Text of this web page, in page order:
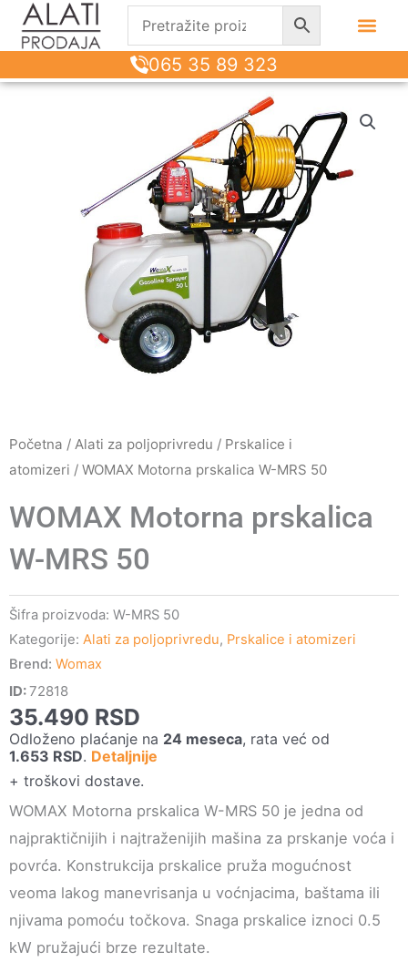
065 35 89 323
Početna / Alati za poljoprivredu / Prskalice i
atomizeri / WOMAX Motorna prskalica W-MRS 50
WOMAX Motorna prskalica
W-MRS 50
Šifra proizvoda: W-MRS 50
Kategorije: Alati za poljoprivredu, Prskalice i atomizeri
Brend: Womax
ID:72818
35.490 RSD
Odloženo plaćanje na 24 meseca, rata već od
1.653 RSD. Detaljnije
+ troškovi dostave.
WOMAX Motorna prskalica W-MRS 50 je jedna od
najpraktičnijih i najtraženijih mašina za prskanje voća i
povrća. Konstrukcija prskalice pruža mogućnost
veoma lakog manevrisanja u voćnjacima, baštama ili
njivama pomoću točkova. Snaga prskalice iznoci 0.5
kW pružajući brze rezultate.